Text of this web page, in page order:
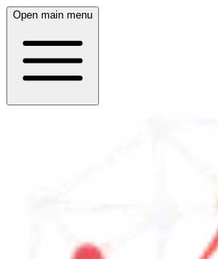
Open main menu